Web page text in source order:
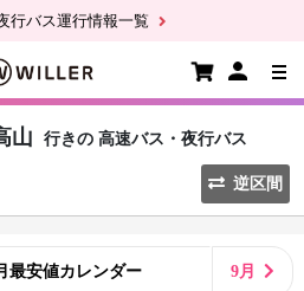
行バス運行情報一覧
山 行きの 高速バス・夜行バス
逆区間
最安値カレンダー 9月